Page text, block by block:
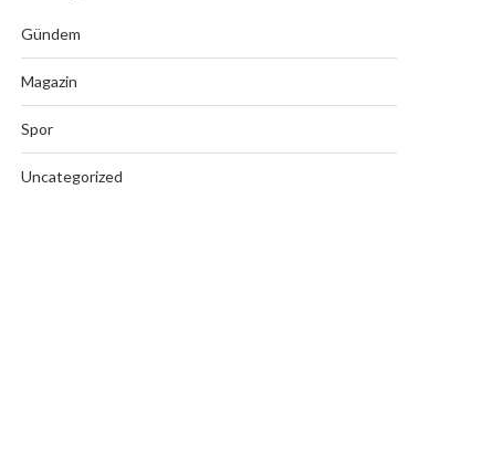
Gündem
Magazin
Spor
Uncategorized